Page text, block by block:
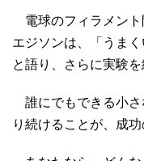
電球のフィラメント
エジソンは、「うま
と語り、さらに実験を
誰にでもできる小さ
り続けることが、成